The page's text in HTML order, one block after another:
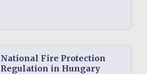
National Fire Protection
Regulation in Hungary